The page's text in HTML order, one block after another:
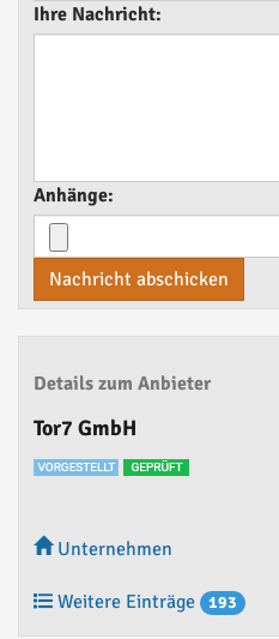
Ihre Nachricht:
Anhänge:
Nachricht abschicken
Details zum Anbieter
Tor7 GmbH
Unternehmen
Weitere Einträge 193